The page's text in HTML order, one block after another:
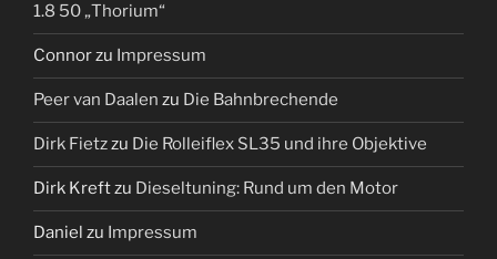
1.8 50 „Thorium“
Connorzu Impressum
Peer van Daalen zu Die Bahnbrechende
Dirk Fietzzu Die Rolleiflex SL35 und ihre Objektive
Dirk Kreftzu Dieseltuning: Rund um den Motor
Daniel zu Impressum